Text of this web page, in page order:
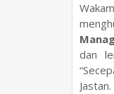
dan
Jastan.